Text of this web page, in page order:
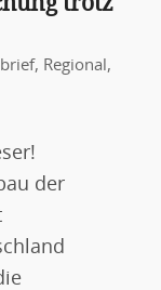
, Regional ,
der